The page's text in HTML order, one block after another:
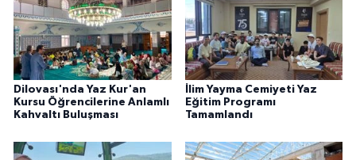
Dilovası'nda Yaz Kur'an
Kursu Öğrencilerine Anlamlı
Kahvaltı Buluşması
İlim Yayma Cemiyeti Yaz
Eğitim Programı
Tamamlandı